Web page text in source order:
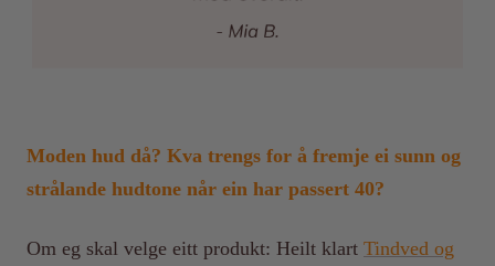
Moden hud då? Kva trengs for å fremje ei sunn og
strålande hudtone når ein har passert 40?
Om eg skal velge eitt produkt: Heilt klart Tindved og